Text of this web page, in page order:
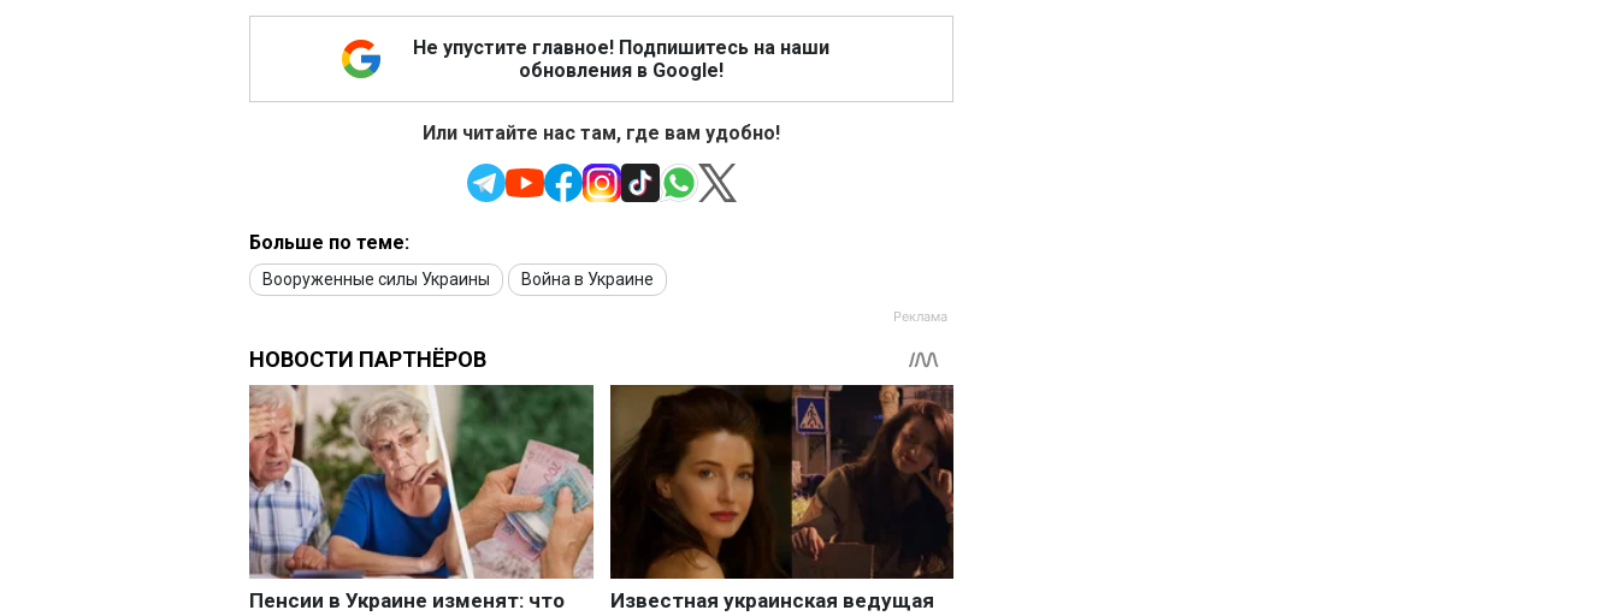
Не упустите главное! Подпишитесь на наши
обновления в Google!
Или читайте нас там, где вам удобно!
Больше по теме:
Вооруженные силы Украины Война в Украине